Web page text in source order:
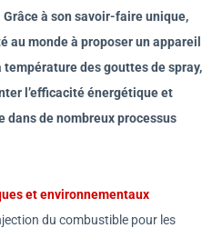
à son savoir-faire unique,
au monde à proposer un appareil
des gouttes de spray,
l’efficacité énergétique et
dans de nombreux processus
et environnementaux
du combustible pour les